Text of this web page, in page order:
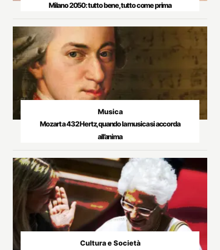
Milano 2050: tutto bene, tutto come prima
Musica
Mozart a 432 Hertz, quando la musica si accorda
all’anima
Cultura e Società